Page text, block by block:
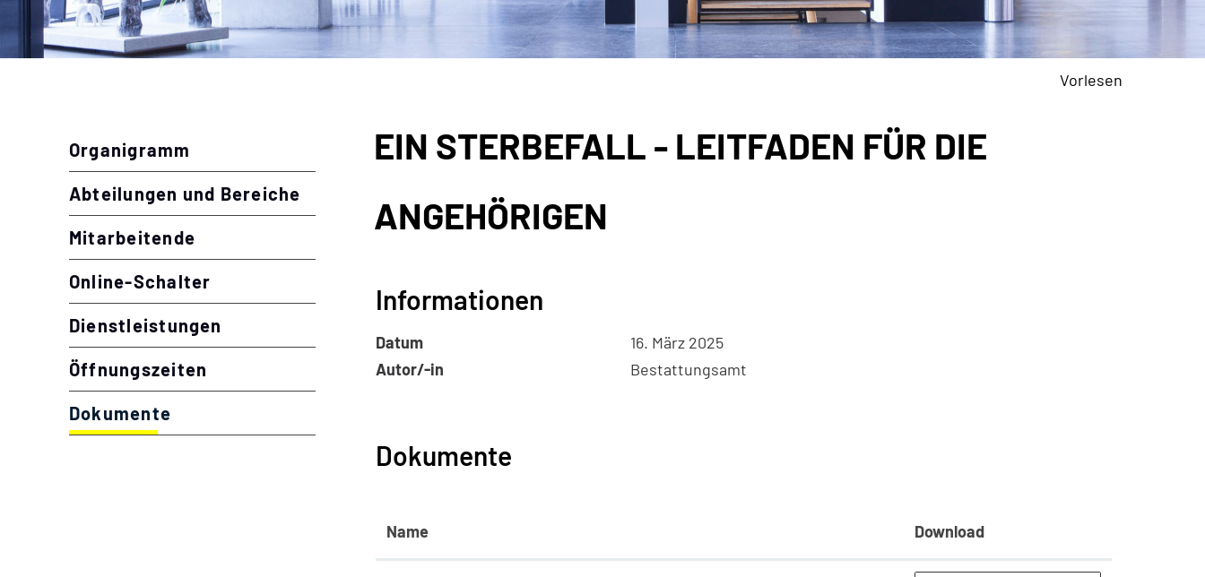
Vorlesen
Inhalt
Organigramm
Abteilungen und Bereiche
Mitarbeitende
Online-Schalter
Dienstleistungen
Öffnungszeiten
Dokumente
EIN STERBEFALL - LEITFADEN FÜR DIE
ANGEHÖRIGEN
Informationen
Datum
16. März 2025
Autor/-in
Bestattungsamt
Dokumente
Name Download
Zugehörige Objekte